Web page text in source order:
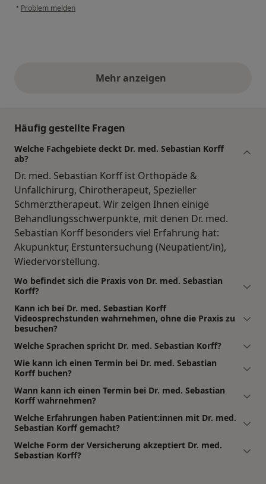
• Problem melden
Mehr anzeigenobige Stellungnahmen
Häufig gestellte Fragen
Welche Fachgebiete deckt Dr. med. Sebastian Korff
ab?
Dr. med. Sebastian Korff ist Orthopäde &
Unfallchirurg, Chirotherapeut, Spezieller
Schmerztherapeut. Wir zeigen Ihnen einige
Behandlungsschwerpunkte, mit denen Dr. med.
Sebastian Korff besonders viel Erfahrung hat:
Akupunktur, Erstuntersuchung (Neupatient/in),
Wiedervorstellung.
Wo befindet sich die Praxis von Dr. med. Sebastian
Korff?
Kann ich bei Dr. med. Sebastian Korff
Videosprechstunden wahrnehmen, ohne die Praxis zu
besuchen?
Welche Sprachen spricht Dr. med. Sebastian Korff?
Wie kann ich einen Termin bei Dr. med. Sebastian
Korff buchen?
Wann kann ich einen Termin bei Dr. med. Sebastian
Korff wahrnehmen?
Welche Erfahrungen haben Patient:innen mit Dr. med.
Sebastian Korff gemacht?
Welche Form der Versicherung akzeptiert Dr. med.
Sebastian Korff?